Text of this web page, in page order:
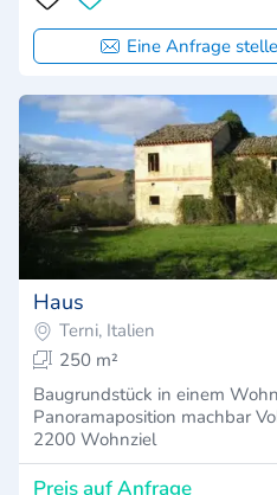
Eine Anfrage
Haus
Terni, Italien
250 m²
Baugrundstück in einem
Panoramaposition machbar
2200 Wohnziel
Preis auf Anfrage